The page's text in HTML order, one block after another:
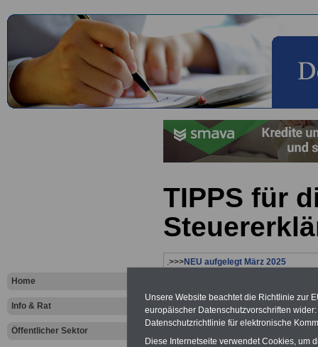
Home
Info & Rat
Öffentlicher Sektor
TIPPS für
.>>>NEU aufgelegt März 2025
Unsere Website beachtet die Richtlinie zur
europäischer Datenschutzvorschriften
Datenschutzrichtlinie für elektronische
Diese Internetseite verwendet Cookies, um